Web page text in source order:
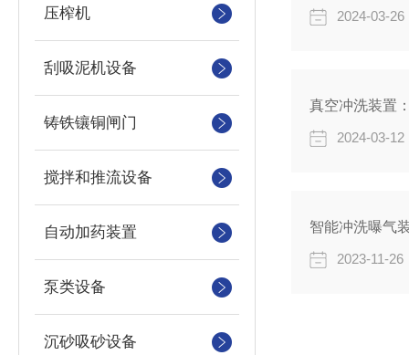
压榨机
刮吸泥机设备
铸铁镶铜闸门
搅拌和推流设备
自动加药装置
泵类设备
沉砂吸砂设备
2024-03-26
真空冲洗装置
2024-03-12
智能冲洗曝气
2023-11-26